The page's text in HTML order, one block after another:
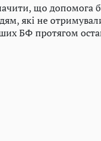
що допомога
які не
БФ протягом